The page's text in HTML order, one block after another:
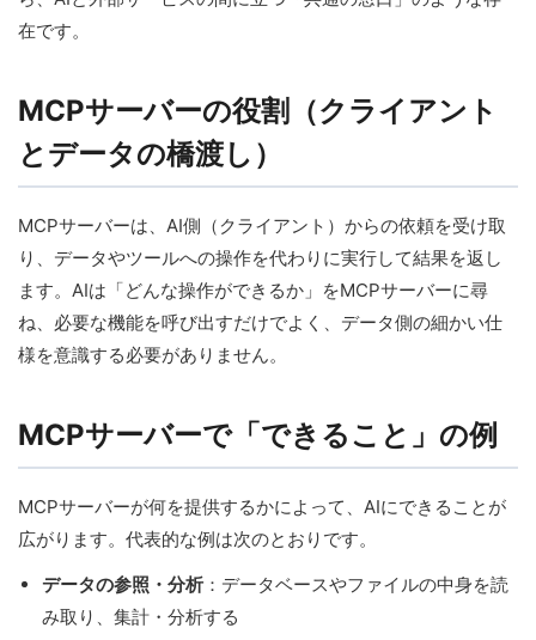
在です。
MCPサーバーの役割（クライアント
とデータの橋渡し）
MCPサーバーは、AI側（クライアント）からの依頼を受け取
り、データやツールへの操作を代わりに実行して結果を返し
ます。AIは「どんな操作ができるか」をMCPサーバーに尋
ね、必要な機能を呼び出すだけでよく、データ側の細かい仕
様を意識する必要がありません。
MCPサーバーで「できること」の例
MCPサーバーが何を提供するかによって、AIにできることが
広がります。代表的な例は次のとおりです。
データの参照・分析 ：データベースやファイルの中身を読
み取り、集計・分析する